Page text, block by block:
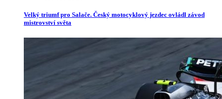
Velký triumf pro Salače. Český motocyklový jezdec ovládl závod
mistrovství světa